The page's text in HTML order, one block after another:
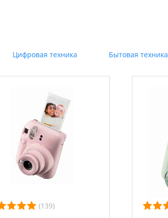
Цифровая техника Бытовая техника
(139)